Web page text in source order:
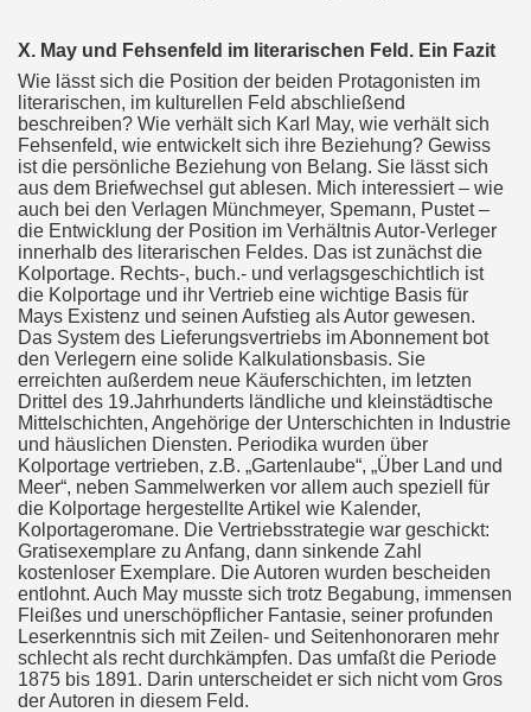
X. May und Fehsenfeld im literarischen Feld. Ein Fazit
Wie lässt sich die Position der beiden Protagonisten im
literarischen, im kulturellen Feld abschließend
beschreiben? Wie verhält sich Karl May, wie verhält sich
Fehsenfeld, wie entwickelt sich ihre Beziehung? Gewiss
ist die persönliche Beziehung von Belang. Sie lässt sich
aus dem Briefwechsel gut ablesen. Mich interessiert – wie
auch bei den Verlagen Münchmeyer, Spemann, Pustet –
die Entwicklung der Position im Verhältnis Autor-Verleger
innerhalb des literarischen Feldes. Das ist zunächst die
Kolportage. Rechts-, buch.- und verlagsgeschichtlich ist
die Kolportage und ihr Vertrieb eine wichtige Basis für
Mays Existenz und seinen Aufstieg als Autor gewesen.
Das System des Lieferungsvertriebs im Abonnement bot
den Verlegern eine solide Kalkulationsbasis. Sie
erreichten außerdem neue Käuferschichten, im letzten
Drittel des 19.Jahrhunderts ländliche und kleinstädtische
Mittelschichten, Angehörige der Unterschichten in Industrie
und häuslichen Diensten. Periodika wurden über
Kolportage vertrieben, z.B. „Gartenlaube“, „Über Land und
Meer“, neben Sammelwerken vor allem auch speziell für
die Kolportage hergestellte Artikel wie Kalender,
Kolportageromane. Die Vertriebsstrategie war geschickt:
Gratisexemplare zu Anfang, dann sinkende Zahl
kostenloser Exemplare. Die Autoren wurden bescheiden
entlohnt. Auch May musste sich trotz Begabung, immensen
Fleißes und unerschöpflicher Fantasie, seiner profunden
Leserkenntnis sich mit Zeilen- und Seitenhonoraren mehr
schlecht als recht durchkämpfen. Das umfaßt die Periode
1875 bis 1891. Darin unterscheidet er sich nicht vom Gros
der Autoren in diesem Feld.